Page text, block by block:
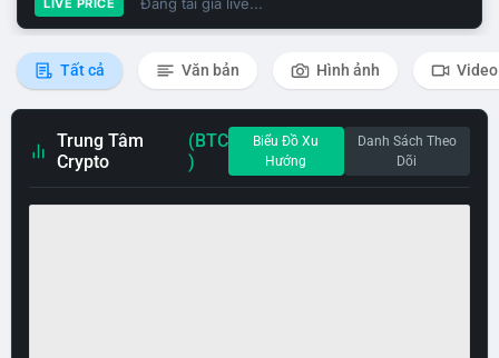
Tất cả Văn bản Hình ảnh Video
Trung Tâm
Crypto
(BTC
)
Biểu Đồ Xu
Hướng
Danh Sách Theo
Dõi